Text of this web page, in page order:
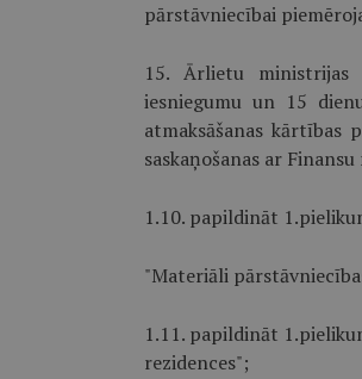
pārstāvniecībai
15. Ārlietu ministrijas
iesniegumu un 15
atmaksāšanas kārtības
saskaņošanas ar
1.10. papildināt
"Materiāli
1.11. papildināt
rezidences";